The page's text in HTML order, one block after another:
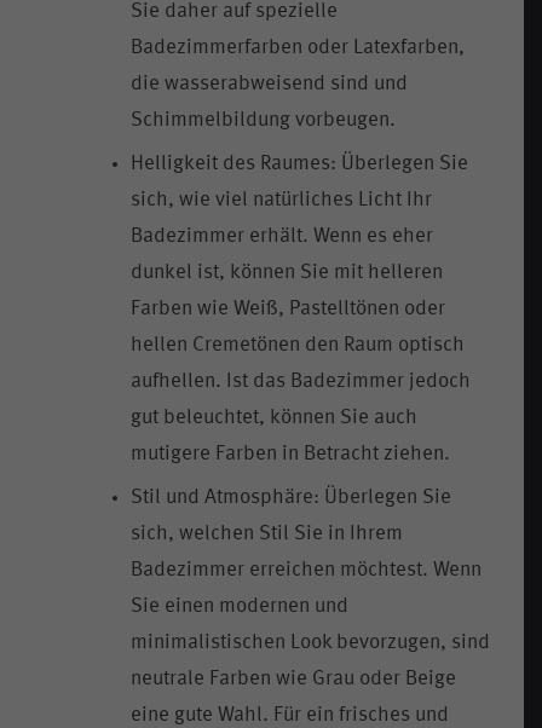
Sie daher auf spezielle
Badezimmerfarben oder Latexfarben,
die wasserabweisend sind und
Schimmelbildung vorbeugen.
Helligkeit des Raumes: Überlegen Sie
sich, wie viel natürliches Licht Ihr
Badezimmer erhält. Wenn es eher
dunkel ist, können Sie mit helleren
Farben wie Weiß, Pastelltönen oder
hellen Cremetönen den Raum optisch
aufhellen. Ist das Badezimmer jedoch
gut beleuchtet, können Sie auch
mutigere Farben in Betracht ziehen.
Stil und Atmosphäre: Überlegen Sie
sich, welchen Stil Sie in Ihrem
Badezimmer erreichen möchtest. Wenn
Sie einen modernen und
minimalistischen Look bevorzugen, sind
neutrale Farben wie Grau oder Beige
eine gute Wahl. Für ein frisches und